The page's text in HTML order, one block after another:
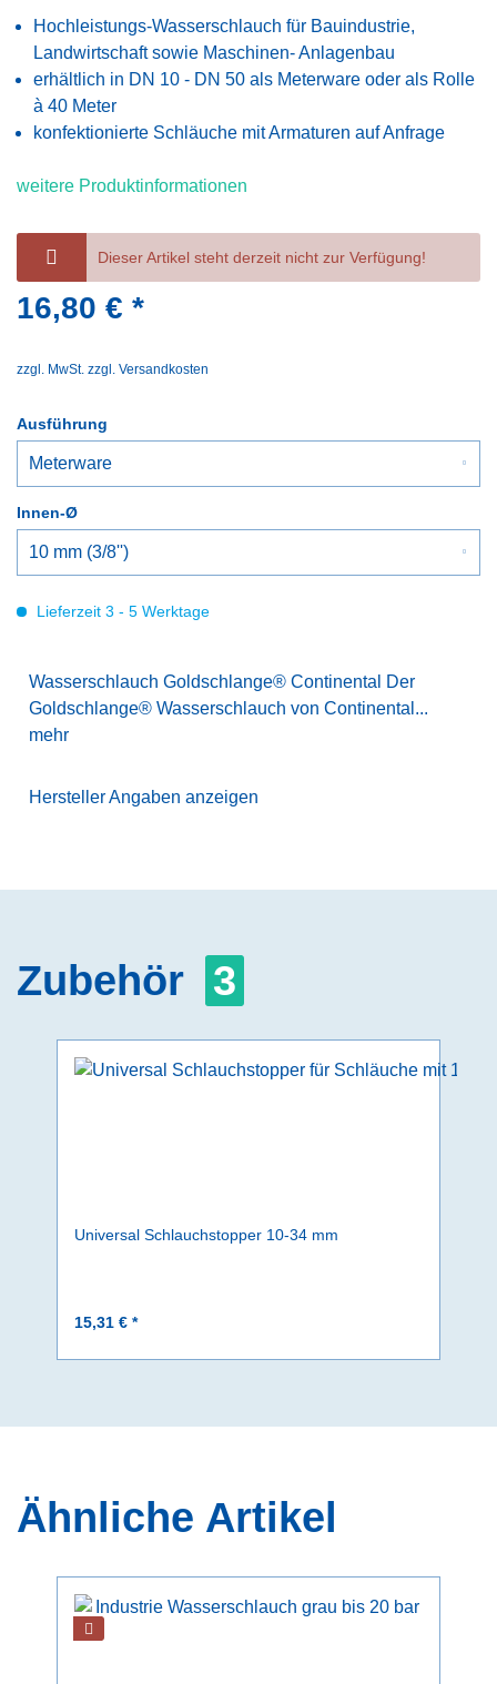
Hochleistungs-Wasserschlauch für Bauindustrie,
Landwirtschaft sowie Maschinen- Anlagenbau
erhältlich in DN 10 - DN 50 als Meterware oder als Rolle
à 40 Meter
konfektionierte Schläuche mit Armaturen auf Anfrage
weitere Produktinformationen
Dieser Artikel steht derzeit nicht zur Verfügung!
16,80 € *
zzgl. MwSt. zzgl. Versandkosten
Ausführung
Innen-Ø
Lieferzeit 3 - 5 Werktage
Wasserschlauch Goldschlange® Continental Der
Goldschlange® Wasserschlauch von Continental...
mehr
Hersteller Angaben anzeigen
Zubehör 3
Universal Schlauchstopper 10-34 mm
15,31 € *
Ähnliche Artikel